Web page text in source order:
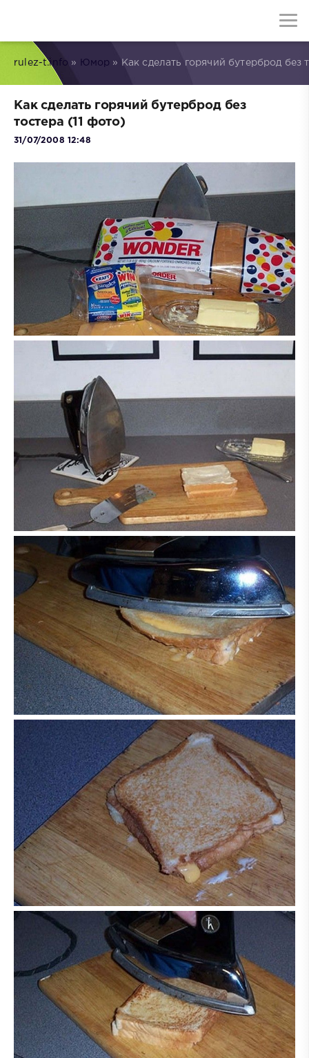
rulez-t.info » Юмор » Как сделать горячий бутерброд без
Как сделать горячий бутерброд без
тостера (11 фото)
31/07/2008 12:48